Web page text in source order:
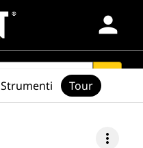
person
search
more_vert
Strumenti Tour